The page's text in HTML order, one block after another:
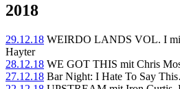
2018
29.12.18 WEIRDO LANDS VOL. I
Hayter
28.12.18 WE GOT THIS mit Chris
27.12.18 Bar Night: I Hate To Say